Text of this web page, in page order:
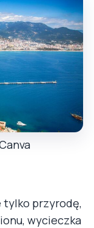
tylko przyrodę,
wycieczka